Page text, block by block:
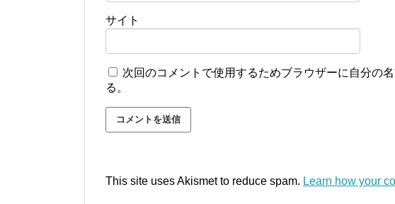
サイト
次回のコメントで使用するためブラウザーに自分の
る。
This site uses Akismet to reduce spam. Learn how your